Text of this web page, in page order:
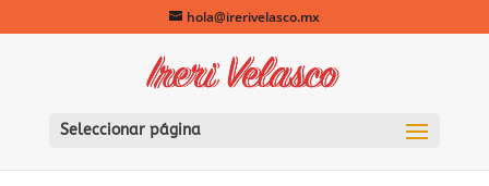
hola@irerivelasco.mx
Seleccionar página